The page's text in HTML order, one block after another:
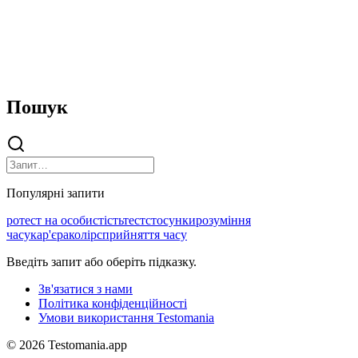
Пошук
Популярні запити
ротест на особистістьтестстосункирозуміння
часукар'єраколірсприйняття часу
Введіть запит або оберіть підказку.
Зв'язатися з нами
Політика конфіденційності
Умови використання Testomania
© 2026 Testomania.app